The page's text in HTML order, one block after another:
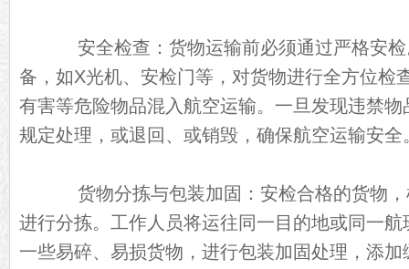
安全检查：货物运输前必须通过严格安检
备，如X光机、安检门等，对货物进行全方位检
有害等危险物品混入航空运输。一旦发现违禁
规定处理，或退回、或销毁，确保航空运输安全
货物分拣与包装加固：安检合格的货物，
进行分拣。工作人员将运往同一目的地或同一
一些易碎、易损货物，进行包装加固处理，添